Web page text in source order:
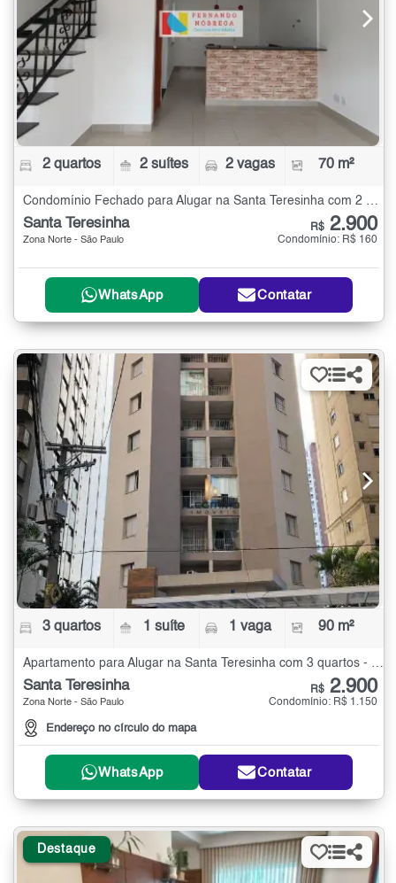
2 quartos 2 suítes 2 vagas 70 m²
Condomínio Fechado para Alugar na Santa Teresinha com 2 quartos - 70 m²
Santa Teresinha
Zona Norte - São Paulo
R$ 2.900
Condomínio: R$ 160
WhatsApp Contatar
3 quartos 1 suíte 1 vaga 90 m²
Apartamento para Alugar na Santa Teresinha com 3 quartos - 90 m²
Santa Teresinha
Zona Norte - São Paulo
Endereço no círculo do mapa
R$ 2.900
Condomínio: R$ 1.150
WhatsApp Contatar
Destaque